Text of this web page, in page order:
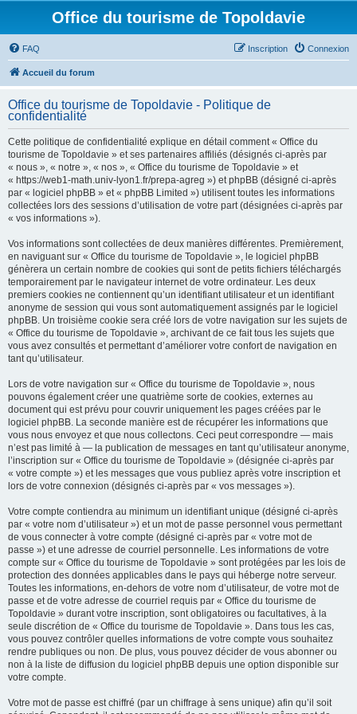
Office du tourisme de Topoldavie
FAQ Connexion
Inscription
Accueil du forum
Office du tourisme de Topoldavie - Politique de
confidentialité
Cette politique de confidentialité explique en détail comment « Office du
tourisme de Topoldavie » et ses partenaires affiliés (désignés ci-après par
« nous », « notre », « nos », « Office du tourisme de Topoldavie » et
« https://web1-math.univ-lyon1.fr/prepa-agreg ») et phpBB (désigné ci-après
par « logiciel phpBB » et « phpBB Limited ») utilisent toutes les informations
collectées lors des sessions d’utilisation de votre part (désignées ci-après par
« vos informations »).
Vos informations sont collectées de deux manières différentes. Premièrement,
en naviguant sur « Office du tourisme de Topoldavie », le logiciel phpBB
génèrera un certain nombre de cookies qui sont de petits fichiers téléchargés
temporairement par le navigateur internet de votre ordinateur. Les deux
premiers cookies ne contiennent qu’un identifiant utilisateur et un identifiant
anonyme de session qui vous sont automatiquement assignés par le logiciel
phpBB. Un troisième cookie sera créé lors de votre navigation sur les sujets de
« Office du tourisme de Topoldavie », archivant de ce fait tous les sujets que
vous avez consultés et permettant d’améliorer votre confort de navigation en
tant qu’utilisateur.
Lors de votre navigation sur « Office du tourisme de Topoldavie », nous
pouvons également créer une quatrième sorte de cookies, externes au
document qui est prévu pour couvrir uniquement les pages créées par le
logiciel phpBB. La seconde manière est de récupérer les informations que
vous nous envoyez et que nous collectons. Ceci peut correspondre — mais
n’est pas limité à — la publication de messages en tant qu’utilisateur anonyme,
l’inscription sur « Office du tourisme de Topoldavie » (désignée ci-après par
« votre compte ») et les messages que vous publiez après votre inscription et
lors de votre connexion (désignés ci-après par « vos messages »).
Votre compte contiendra au minimum un identifiant unique (désigné ci-après
par « votre nom d’utilisateur ») et un mot de passe personnel vous permettant
de vous connecter à votre compte (désigné ci-après par « votre mot de
passe ») et une adresse de courriel personnelle. Les informations de votre
compte sur « Office du tourisme de Topoldavie » sont protégées par les lois de
protection des données applicables dans le pays qui héberge notre serveur.
Toutes les informations, en-dehors de votre nom d’utilisateur, de votre mot de
passe et de votre adresse de courriel requis par « Office du tourisme de
Topoldavie » durant votre inscription, sont obligatoires ou facultatives, à la
seule discrétion de « Office du tourisme de Topoldavie ». Dans tous les cas,
vous pouvez contrôler quelles informations de votre compte vous souhaitez
rendre publiques ou non. De plus, vous pouvez décider de vous abonner ou
non à la liste de diffusion du logiciel phpBB depuis une option disponible sur
votre compte.
Votre mot de passe est chiffré (par un chiffrage à sens unique) afin qu’il soit